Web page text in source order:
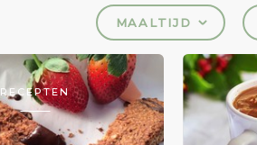
MAALTIJD
RECEPTEN